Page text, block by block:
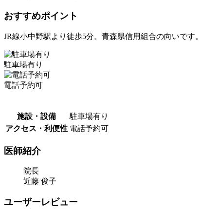
おすすめポイント
JR線小中野駅より徒歩5分。青森県信用組合の向いです。
駐車場有り
電話予約可
施設・設備
駐車場有り
アクセス・利便性 電話予約可
医師紹介
院長
近藤 俊子
ユーザーレビュー